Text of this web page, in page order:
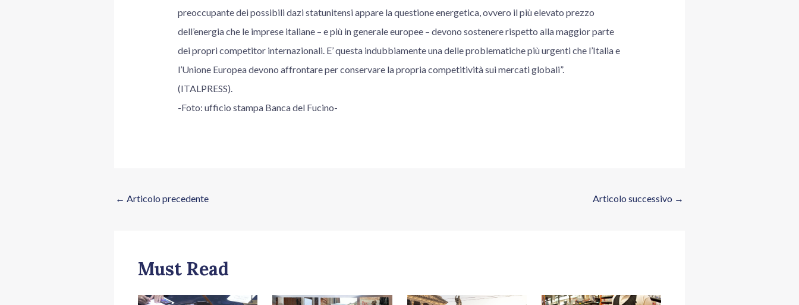
preoccupante dei possibili dazi statunitensi appare la questione energetica, ovvero il più elevato prezzo
dell’energia che le imprese italiane – e più in generale europee – devono sostenere rispetto alla maggior parte
dei propri competitor internazionali. E’ questa indubbiamente una delle problematiche più urgenti che l’Italia e
l’Unione Europea devono affrontare per conservare la propria competitività sui mercati globali”.
(ITALPRESS).
-Foto: ufficio stampa Banca del Fucino-
← Articolo precedente Articolo successivo →
Must Read